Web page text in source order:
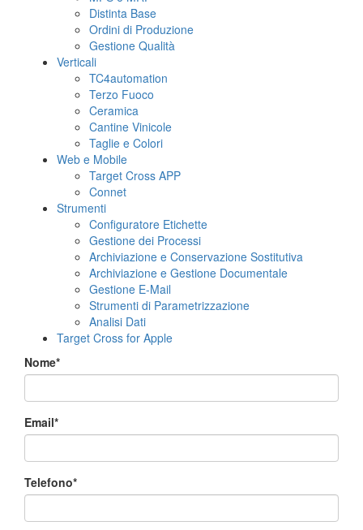
Distinta Base
Ordini di Produzione
Gestione Qualità
Verticali
TC4automation
Terzo Fuoco
Ceramica
Cantine Vinicole
Taglie e Colori
Web e Mobile
Target Cross APP
Connet
Strumenti
Configuratore Etichette
Gestione dei Processi
Archiviazione e Conservazione Sostitutiva
Archiviazione e Gestione Documentale
Gestione E-Mail
Strumenti di Parametrizzazione
Analisi Dati
Target Cross for Apple
Nome*
Email*
Telefono*